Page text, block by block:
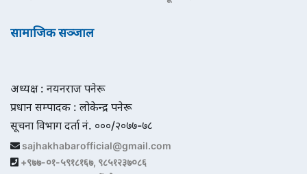
सामाजिक सञ्जाल
अध्यक्ष : नयनराज पनेरू
प्रधान सम्पादक : लोकेन्द्र पनेरू
सूचना विभाग दर्ता नं. ०००/२०७७-७८
sajhakhabarofficial@gmail.com
+९७७-०१-५९१८१६७, ९८५१२३७०८६